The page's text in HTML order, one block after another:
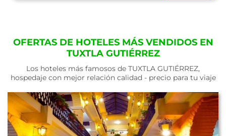
OFERTAS DE HOTELES MÁS VENDIDOS EN
TUXTLA GUTIÉRREZ
Los hoteles más famosos de TUXTLA GUTIÉRREZ,
hospedaje con mejor relación calidad - precio para tu viaje